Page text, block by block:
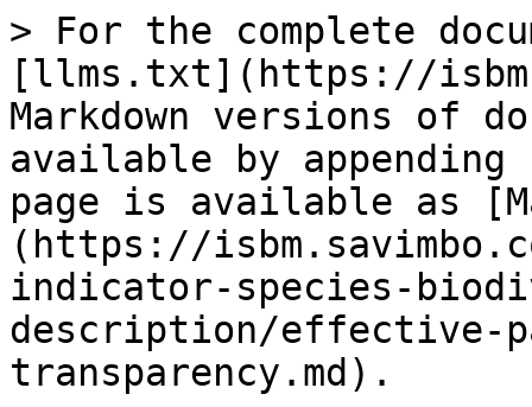
> For the complete
[llms.txt](https://
Markdown versions of
available by
page is available as
(https://
indicator-species-
description/
transparency.md).